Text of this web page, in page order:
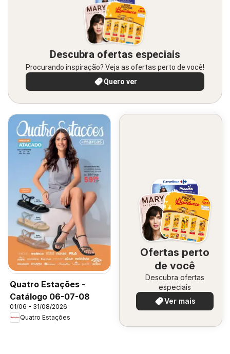
Descubra ofertas especiais
Procurando inspiração? Veja as ofertas perto de você!
Quero ver
Quatro Estações -
Catálogo 06-07-08
01/06 - 31/08/2026
Quatro Estações
Ofertas perto
de você
Descubra ofertas
especiais
Ver mais